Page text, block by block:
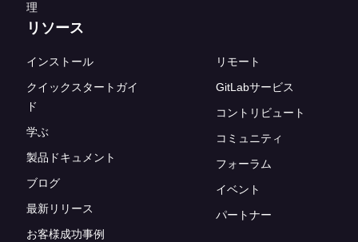
理
リソース
インストール
クイックスタートガイ
ド
学ぶ
製品ドキュメント
ブログ
最新リリース
お客様成功事例
リモート
GitLabサービス
コントリビュート
コミュニティ
フォーラム
イベント
パートナー